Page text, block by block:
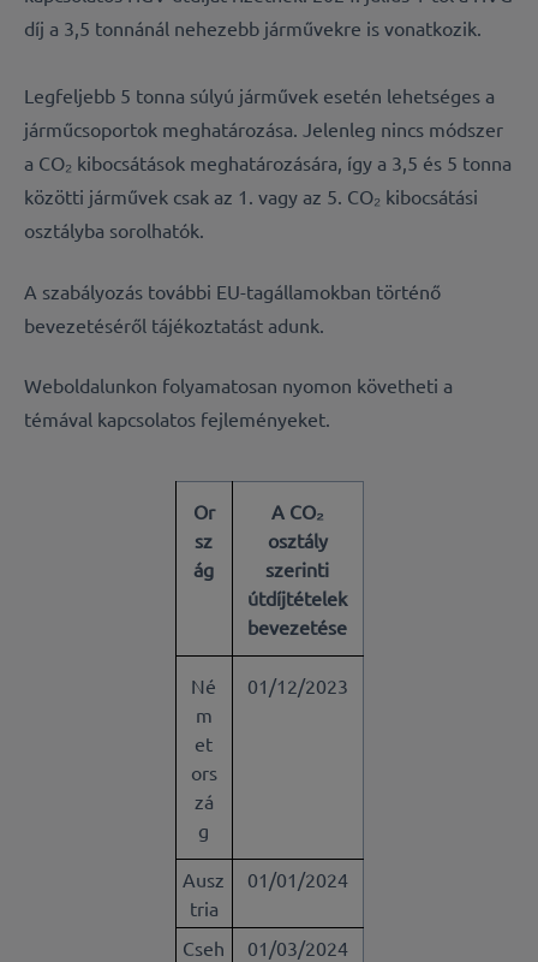
díj a 3,5 tonnánál nehezebb járművekre is vonatkozik.
Legfeljebb 5 tonna súlyú járművek esetén lehetséges a
járműcsoportok meghatározása. Jelenleg nincs módszer
a CO₂ kibocsátások meghatározására, így a 3,5 és 5 tonna
közötti járművek csak az 1. vagy az 5. CO₂ kibocsátási
osztályba sorolhatók.
A szabályozás további EU-tagállamokban történő
bevezetéséről tájékoztatást adunk.
Weboldalunkon folyamatosan nyomon követheti a
témával kapcsolatos fejleményeket.
Or
sz
ág
A CO₂
osztály
szerinti
útdíjtételek
bevezetése
Né
m
et
ors
zá
g
01/12/2023
Ausz
tria
01/01/2024
Cseh 01/03/2024